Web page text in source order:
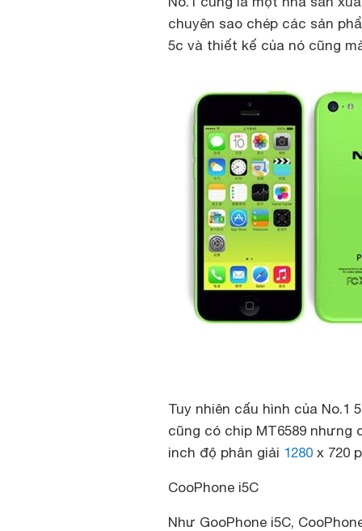
chuyên sao chép các sản
5c và thiết kế của nó cũng
Tuy nhiên cấu hình của No.1
cũng có chip MT6589 nhưng
inch độ phân giải 1280 x 720
CooPhone i5C
Như GooPhone i5C,